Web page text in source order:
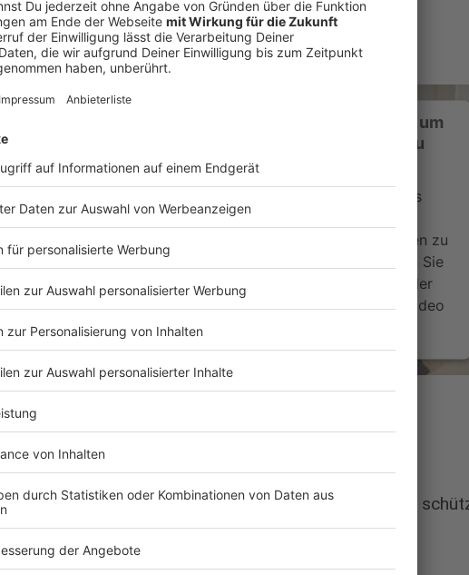
Anzeige
Wir benötigen Ihre Zustimmung, um
den YouTube Video-Service zu
Wir verwenden einen Service eines
Drittanbieters, um Videoinhalte
einzubetten. Dieser Service kann Daten zu
Ihren Aktivitäten sammeln. Bitte lesen Sie
die Details durch und stimmen Sie der
Nutzung des Service zu, um dieses Video
Der Bestand macht Sorgen - Wie historische Altstädte
Anzeige